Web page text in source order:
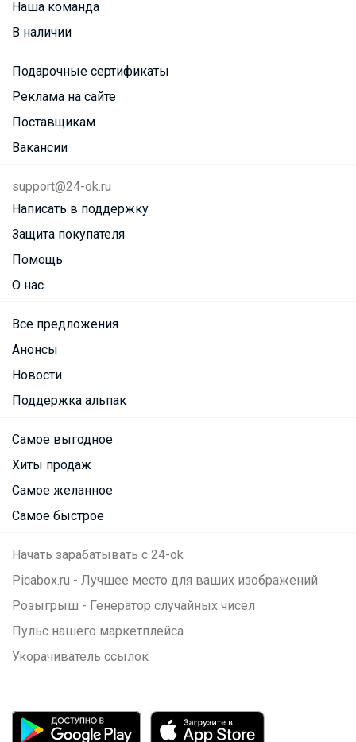
Наша команда
В наличии
Подарочные сертификаты
Реклама на сайте
Поставщикам
Вакансии
support@24-ok.ru
Написать в поддержку
Защита покупателя
Помощь
О нас
Все предложения
Анонсы
Новости
Поддержка альпак
Самое выгодное
Хиты продаж
Самое желанное
Самое быстрое
Начать зарабатывать с 24-ok
Picabox.ru - Лучшее место для ваших изображений
Розыгрыш - Генератор случайных чисел
Пульс нашего маркетплейса
Укорачиватель ссылок